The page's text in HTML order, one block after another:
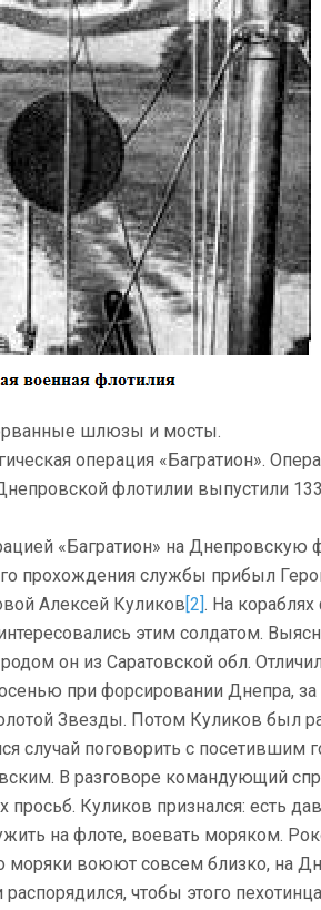
шлюзы и мосты.
операция «Багратион».
флотилии выпустили
«Багратион» на Днепровскую
прохождения службы прибыл
Алексей Кули­ков[2]. На
этим солдатом.
он из Саратовской обл.
при форсировании Днепра, за
Звезды. Потом Куликов был
случай поговорить с посетившим
В разговоре командующий
просьб. Куликов признался: есть
на флоте, воевать моряком.
моряки воюют совсем близко, на
чтобы этого